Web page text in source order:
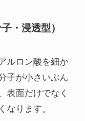
・浸透型）
ルロン酸を細か
子が小さいぶん
表面だけでなく
なります。